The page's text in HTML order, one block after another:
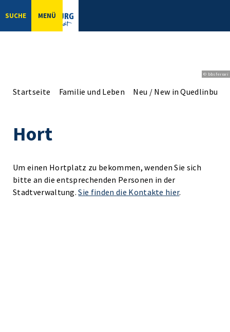
SUCHE MENÜ
© bbsferrari
Startseite Familie und Leben Neu / New in Quedlinburg
Hort
Um einen Hortplatz zu bekommen, wenden Sie sich
bitte an die entsprechenden Personen in der
Stadtverwaltung.Sie finden die Kontakte hier.